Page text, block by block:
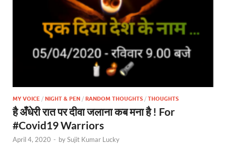
MY VOICE / NIGHT & PEN / RANDOM THOUGHTS / THOUGHTS
है अँधेरी रात पर दीवा जलाना कब मना है ! For
#Covid19 Warriors
April 4, 2020 - bySujit Kumar Lucky